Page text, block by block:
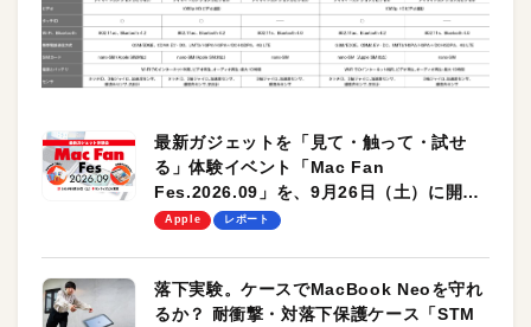
最新ガジェットを「見て・触って・試せ
る」体験イベント「Mac Fan
Fes.2026.09」を、9月26日（土）に開催
します！
Apple レポート
落下実験。ケースでMacBook Neoを守れ
るか？ 耐衝撃・対落下保護ケース「STM